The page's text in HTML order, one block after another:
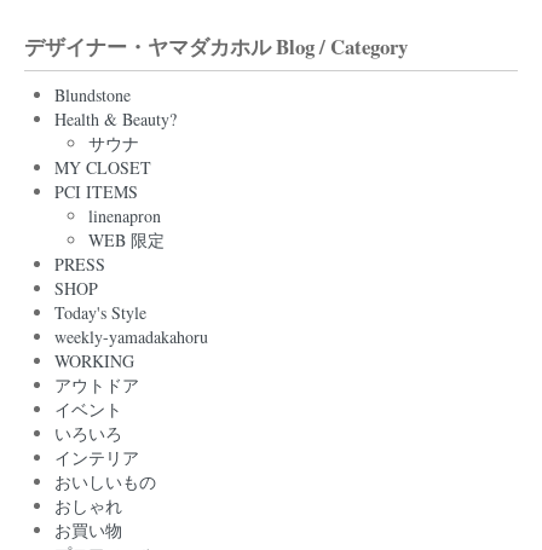
デザイナー・ヤマダカホル Blog / Category
Blundstone
Health & Beauty?
サウナ
MY CLOSET
PCI ITEMS
linenapron
WEB 限定
PRESS
SHOP
Today's Style
weekly-yamadakahoru
WORKING
アウトドア
イベント
いろいろ
インテリア
おいしいもの
おしゃれ
お買い物